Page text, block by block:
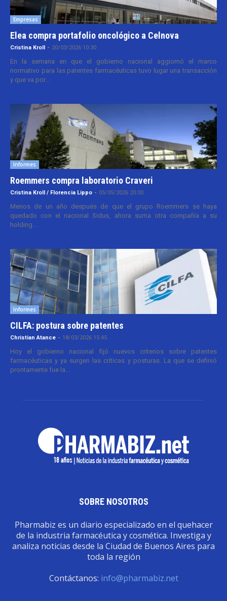
Empresas
Elea compra portafolio oncológico a Celnova
Cristina Kroll - 20/03/2026 10:30
En la semana en que el gobierno nacional aggiornó el marco
normativo para las patentes farmacéuticas tuvo lugar una transacción
y que va por...
Informes
Roemmers compra laboratorio Craveri
Cristina Kroll / Florencia Lippo - 05/05/2026 20:00
Menos de un año después de que el grupo Roemmers se haya
quedado con el nacional Sidus, ahora suma otra compañía a su
holding....
Informes
CILFA: postura sobre patentes
Christian Atance - 18/03/2026 15:45
Hoy el gobierno nacional fijó nuevos criterios sobre patentes
farmacéuticas y ya surgen las críticas y posturas. La que se definió
prontamente fue la...
SOBRE NOSOTROS
Pharmabiz es un diario especializado en el quehacer
de la industria farmacéutica y cosmética. Investiga y
analiza noticias desde la Ciudad de Buenos Aires para
toda la región
Contáctanos: info@pharmabiz.net